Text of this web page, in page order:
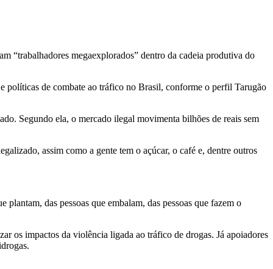
“trabalhadores megaexplorados” dentro da cadeia produtiva do
políticas de combate ao tráfico no Brasil, conforme o perfil Tarugão
Segundo ela, o mercado ilegal movimenta bilhões de reais sem
assim como a gente tem o açúcar, o café e, dentre outros
das pessoas que embalam, das pessoas que fazem o
os impactos da violência ligada ao tráfico de drogas. Já apoiadores